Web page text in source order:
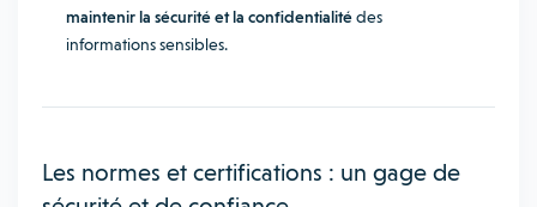
maintenir la sécurité et la confidentialitédes
informations sensibles.
Les normes et certifications : un gage de